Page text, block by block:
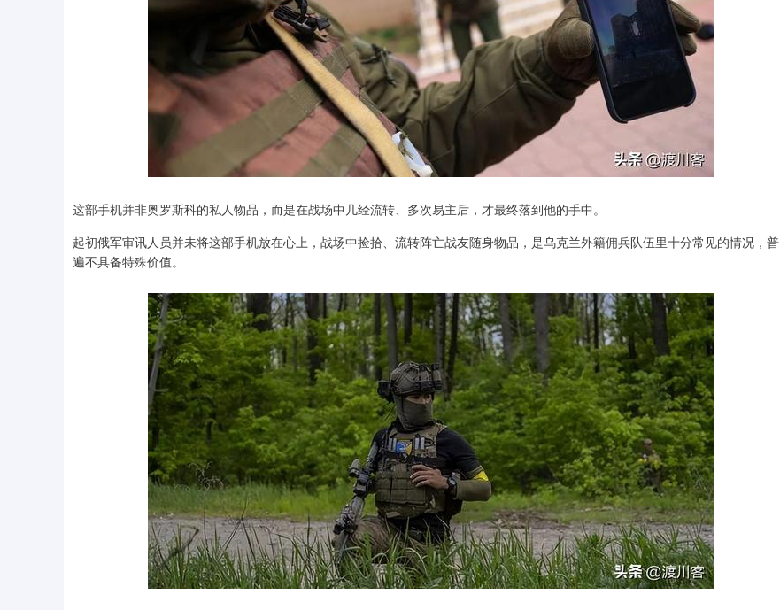
这部手机并非奥罗斯科的私人物品，而是在战场中几经流转、多次易主后，才最终落到他的手中。
起初俄军审讯人员并未将这部手机放在心上，战场中捡拾、流转阵亡战友随身物品，是乌克兰外籍佣兵队伍里十分常见的情况，普
遍不具备特殊价值。